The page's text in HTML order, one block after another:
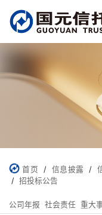
首页 / 信息披露 /
/ 招投标公告
公司年报 社会责任 重大